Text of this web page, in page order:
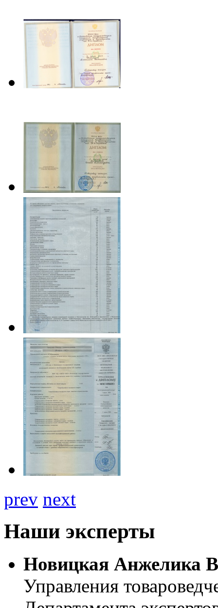
prev next
Наши эксперты
Новицкая Анжелика
Управления